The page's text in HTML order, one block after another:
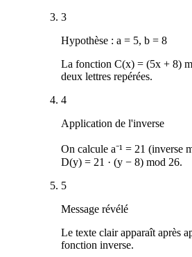
3
Hypothèse : a = 5, b = 8
La fonction C(x) = (5x + 8)
deux lettres repérées.
4
Application de l'inverse
On calcule a⁻¹ = 21 (inverse
D(y) = 21 · (y − 8) mod 26.
5
Message révélé
Le texte clair apparaît après
fonction inverse.